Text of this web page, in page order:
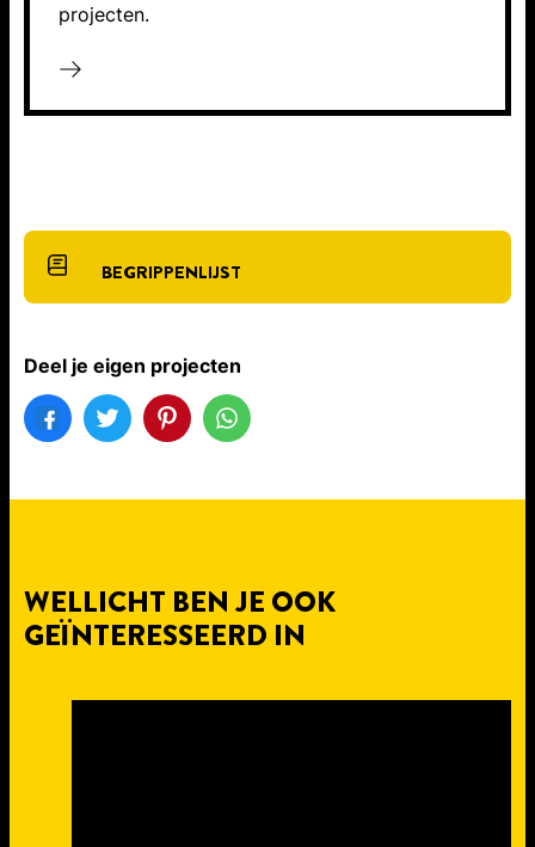
projecten.
BEGRIPPENLIJST
Deel je eigen projecten
WELLICHT BEN JE OOK
GEÏNTERESSEERD IN